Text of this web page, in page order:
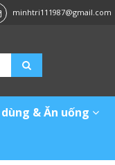
minhtri111987@gmail.com
& Ăn uống